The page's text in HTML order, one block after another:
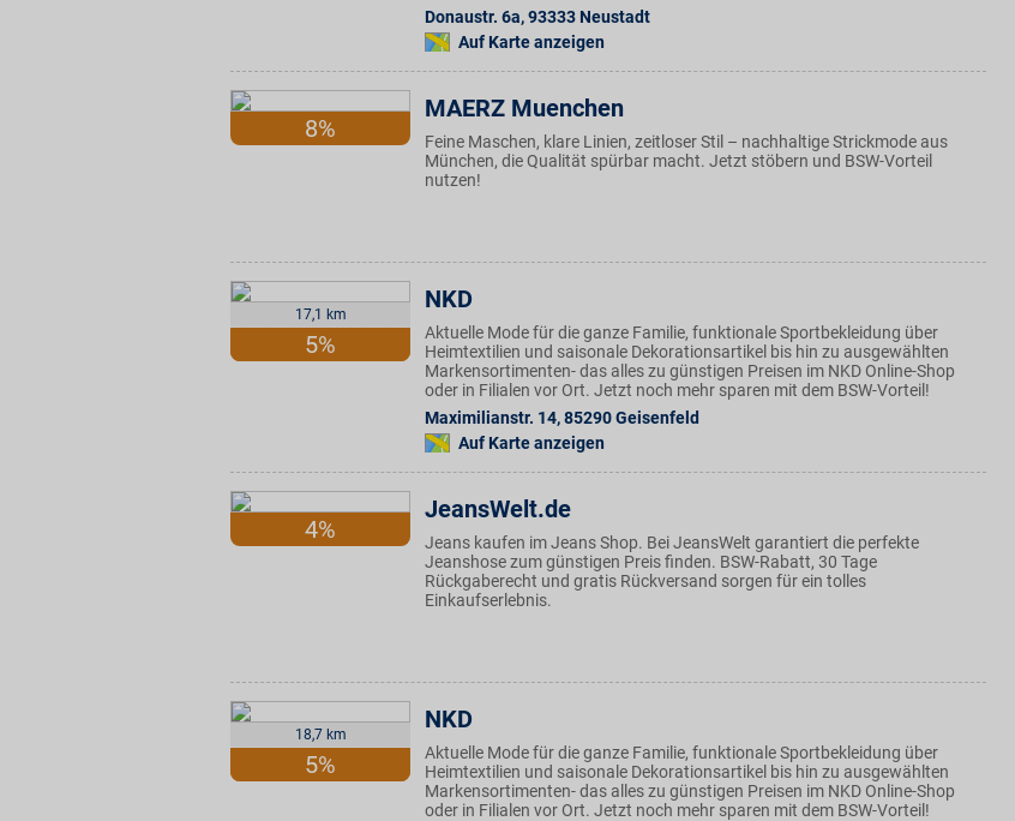
Donaustr. 6a,93333 Neustadt
Auf Karte anzeigen
8%
MAERZ Muenchen
Feine Maschen, klare Linien, zeitloser Stil – nachhaltige Strickmode aus
München, die Qualität spürbar macht. Jetzt stöbern und BSW-Vorteil
nutzen!
17,1 km
5%
NKD
Aktuelle Mode für die ganze Familie, funktionale Sportbekleidung über
Heimtextilien und saisonale Dekorationsartikel bis hin zu ausgewählten
Markensortimenten- das alles zu günstigen Preisen im NKD Online-Shop
oder in Filialen vor Ort. Jetzt noch mehr sparen mit dem BSW-Vorteil!
Maximilianstr. 14,85290Geisenfeld
Auf Karte anzeigen
4%
JeansWelt.de
Jeans kaufen im Jeans Shop. Bei JeansWelt garantiert die perfekte
Jeanshose zum günstigen Preis finden. BSW-Rabatt, 30 Tage
Rückgaberecht und gratis Rückversand sorgen für ein tolles
Einkaufserlebnis.
18,7 km
5%
NKD
Aktuelle Mode für die ganze Familie, funktionale Sportbekleidung über
Heimtextilien und saisonale Dekorationsartikel bis hin zu ausgewählten
Markensortimenten- das alles zu günstigen Preisen im NKD Online-Shop
oder in Filialen vor Ort. Jetzt noch mehr sparen mit dem BSW-Vorteil!